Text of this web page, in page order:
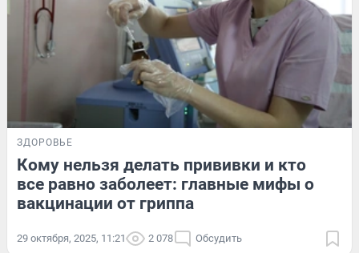
ЗДОРОВЬЕ
Кому нельзя делать прививки и кто
все равно заболеет: главные мифы о
вакцинации от гриппа
29 октября, 2025, 11:21 2 078 Обсудить